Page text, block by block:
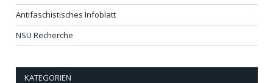
Antifaschistisches Infoblatt
NSU Recherche
KATEGORIEN